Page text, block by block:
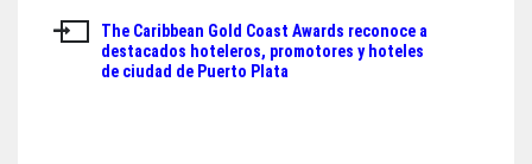
entradas
The Caribbean Gold Coast Awards reconoce a
destacados hoteleros, promotores y hoteles
de ciudad de Puerto Plata